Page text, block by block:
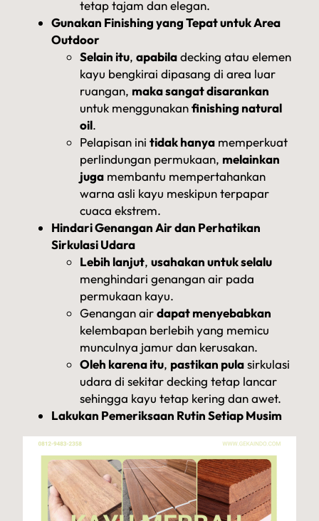
tetap tajam dan elegan.
Gunakan Finishing yang Tepat untuk Area
Outdoor
Selain itu, apabiladecking atau elemen
kayu bengkirai dipasang di area luar
ruangan, maka sangat disarankan
untuk menggunakanfinishing natural
oil.
Pelapisan ini tidak hanya memperkuat
perlindungan permukaan, melainkan
juga membantu mempertahankan
warna asli kayu meskipun terpapar
cuaca ekstrem.
Hindari Genangan Air dan Perhatikan
Sirkulasi Udara
Lebih lanjut, usahakan untuk selalu
menghindari genangan air pada
permukaan kayu.
Genangan airdapat menyebabkan
kelembapan berlebih yang memicu
munculnya jamur dan kerusakan.
Oleh karena itu, pastikan pulasirkulasi
udara di sekitar decking tetap lancar
sehingga kayu tetap kering dan awet.
Lakukan Pemeriksaan Rutin Setiap Musim